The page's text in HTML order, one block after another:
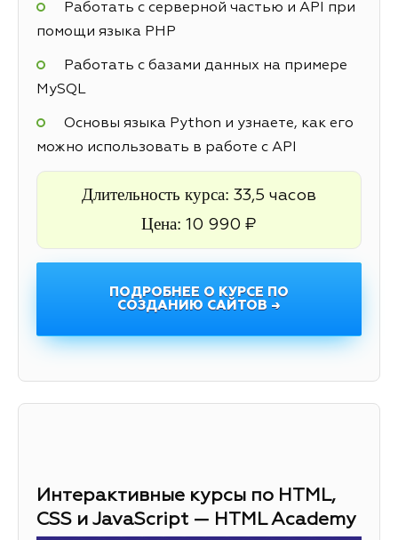
Работать с серверной частью и API при
помощи языка PHP
Работать с базами данных на примере
MySQL
Основы языка Python и узнаете, как его
можно использовать в работе с API
Длительность курса: 33,5 часов
Цена: 10 990 ₽
ПОДРОБНЕЕ О КУРСЕ ПО
СОЗДАНИЮ САЙТОВ →
Интерактивные курсы по HTML,
CSS и JavaScript — HTML Academy